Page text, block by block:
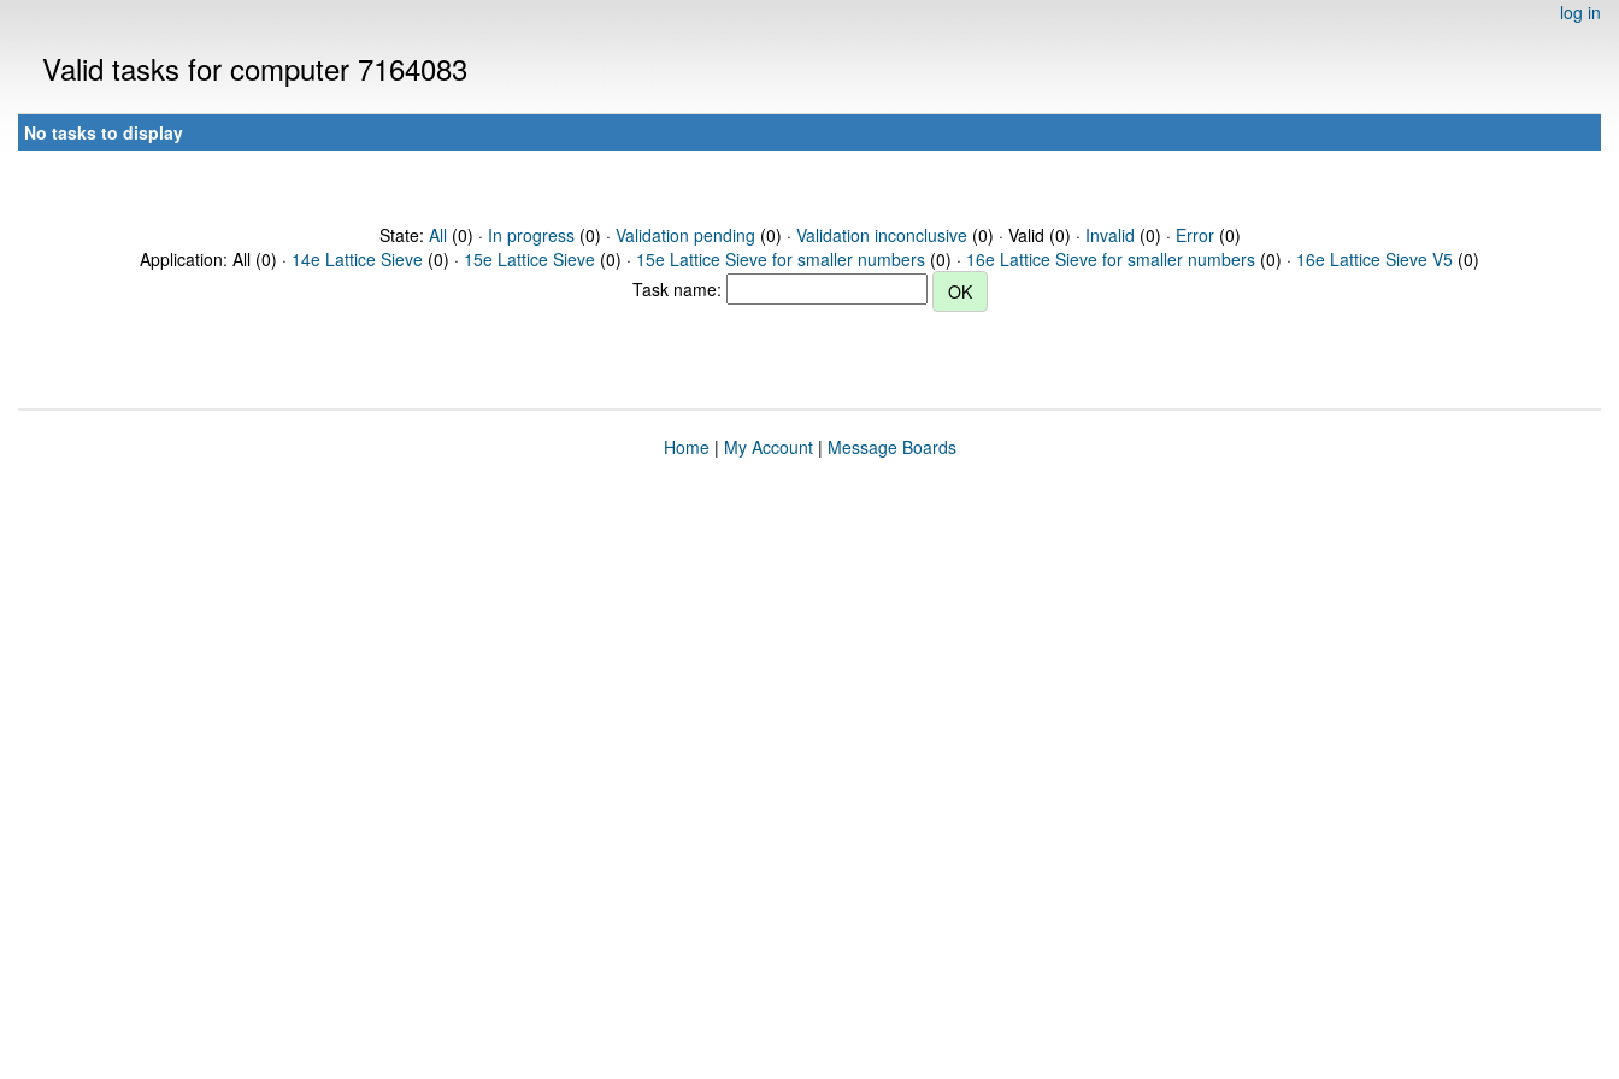
log in
Valid tasks for computer 7164083
No tasks to display
State: All(0) · In progress(0) · Validation pending (0) · Validation inconclusive(0) · Valid (0) · Invalid (0) · Error(0)
Application: All (0) · 14e Lattice Sieve (0) · 15e Lattice Sieve (0) · 15e Lattice Sieve for smaller numbers (0) · 16e Lattice Sieve for smaller numbers (0) · 16e Lattice Sieve V5 (0)
Task name:
Home| My Account| Message Boards